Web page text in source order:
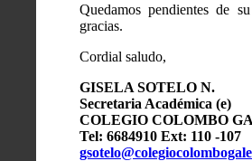
Quedamos pendientes de
gracias.
Cordial saludo,
GISELA SOTELO N.
Secretaria Académica (e)
COLEGIO COLOMBO
Tel: 6684910 Ext: 110 -107